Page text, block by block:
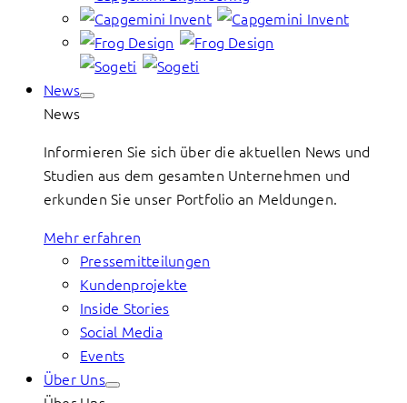
News
News
Informieren Sie sich über die aktuellen News und
Studien aus dem gesamten Unternehmen und
erkunden Sie unser Portfolio an Meldungen.
Mehr erfahren
Pressemitteilungen
Kundenprojekte
Inside Stories
Social Media
Events
Über Uns